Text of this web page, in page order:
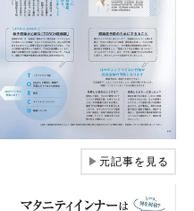
▶元記事を見る